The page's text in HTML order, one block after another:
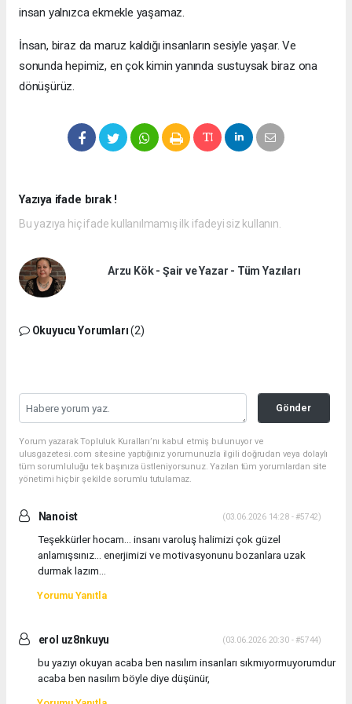
insan yalnızca ekmekle yaşamaz.
İnsan, biraz da maruz kaldığı insanların sesiyle yaşar. Ve
sonunda hepimiz, en çok kimin yanında sustuysak biraz ona
dönüşürüz.
Yazıya ifade bırak !
Bu yazıya hiç ifade kullanılmamış ilk ifadeyi siz kullanın.
Arzu Kök - Şair ve Yazar - Tüm Yazıları
Okuyucu Yorumları(2)
Gönder
Yorum yazarak Topluluk Kuralları’nı kabul etmiş bulunuyor ve
ulusgazetesi.com sitesine yaptığınız yorumunuzla ilgili doğrudan veya dolaylı
tüm sorumluluğu tek başınıza üstleniyorsunuz. Yazılan tüm yorumlardan site
yönetimi hiçbir şekilde sorumlu tutulamaz.
Nanoist (03.06.2026 14:28 - #5742)
Teşekkürler hocam... insanı varoluş halimizi çok güzel
anlamışsınız... enerjimizi ve motivasyonunu bozanlara uzak
durmak lazım...
Yorumu Yanıtla
erol uz8nkuyu (03.06.2026 20:30 - #5744)
bu yazıyı okuyan acaba ben nasılım insanları sıkmıyormuyorumdur
acaba ben nasılım böyle diye düşünür,